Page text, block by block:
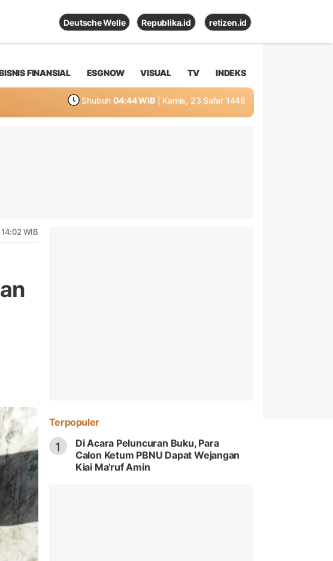
Deutsche Welle Republika.id retizen.id
FINANSIAL ESGNOW VISUAL TV INDEKS
Shubuh 04:44 WIB | Kamis, 23 Safar 1448
WIB
Terpopuler
1
Di Acara Peluncuran Buku, Para
Calon Ketum PBNU Dapat Wejangan
Kiai Ma'ruf Amin